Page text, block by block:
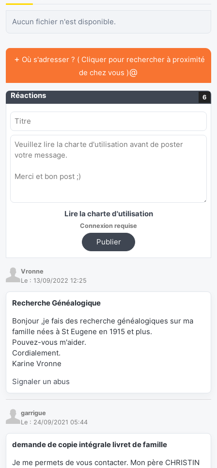
Aucun fichier n'est disponible.
+ Où s'adresser ? ( Cliquer pour rechercher à proximité
de chez vous )@
Réactions 6
Lire la charte d'utilisation
Connexion requise
Publier
Vronne
Le : 13/09/2022 12:25
Recherche Généalogique
Bonjour ,je fais des recherche généalogiques sur ma
famille nées à St Eugene en 1915 et plus.
Pouvez-vous m'aider.
Cordialement.
Karine Vronne
Signaler un abus
garrigue
Le : 24/09/2021 05:44
demande de copie intégrale livret de famille
Je me permets de vous contacter. Mon père CHRISTIN